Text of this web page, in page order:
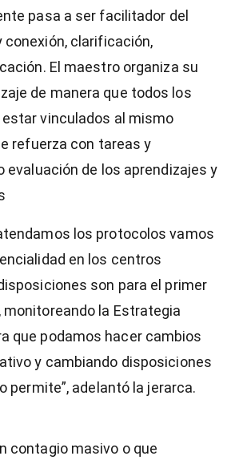
pasa a ser facilitador del
conexión, clarificación,
El maestro organiza su
de manera que todos los
vinculados al mismo
refuerza con tareas y
evaluación de los aprendizajes y
los protocolos vamos
en los centros
son para el primer
la Estrategia
que podamos hacer cambios
y cambiando disposiciones
permite”, adelantó la jerarca.
contagio masivo o que